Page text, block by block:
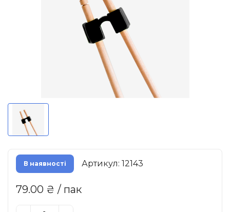
В наявності Артикул: 12143
79.00 ₴ / пак